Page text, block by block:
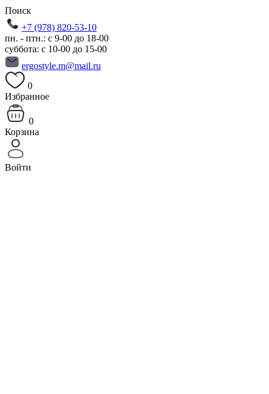
Поиск
+7 (978) 820-53-10
пн. - птн.: с 9-00 до 18-00
суббота: с 10-00 до 15-00
ergostyle.m@mail.ru
0
Избранное
0
Корзина
Войти